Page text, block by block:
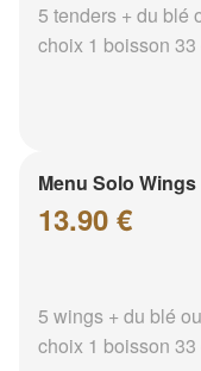
5 tenders + du blé
choix 1 boisson
Menu Solo Wings
13.90 €
5 wings + du blé
choix 1 boisson